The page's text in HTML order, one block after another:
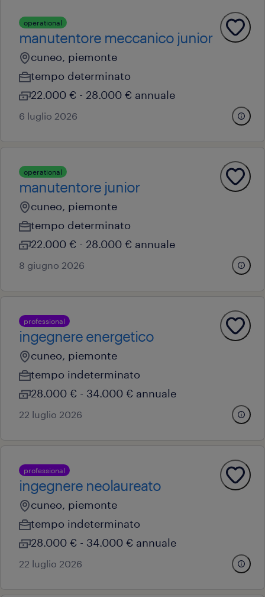
operational
manutentore meccanico junior
cuneo, piemonte
tempo determinato
22.000 € - 28.000 € annuale
6 luglio 2026
operational
manutentore junior
cuneo, piemonte
tempo determinato
22.000 € - 28.000 € annuale
8 giugno 2026
professional
ingegnere energetico
cuneo, piemonte
tempo indeterminato
28.000 € - 34.000 € annuale
22 luglio 2026
professional
ingegnere neolaureato
cuneo, piemonte
tempo indeterminato
28.000 € - 34.000 € annuale
22 luglio 2026